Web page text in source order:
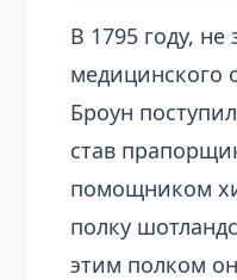
В 1795 году,
медицинского
Броун
став
помощником
полку
этим полком